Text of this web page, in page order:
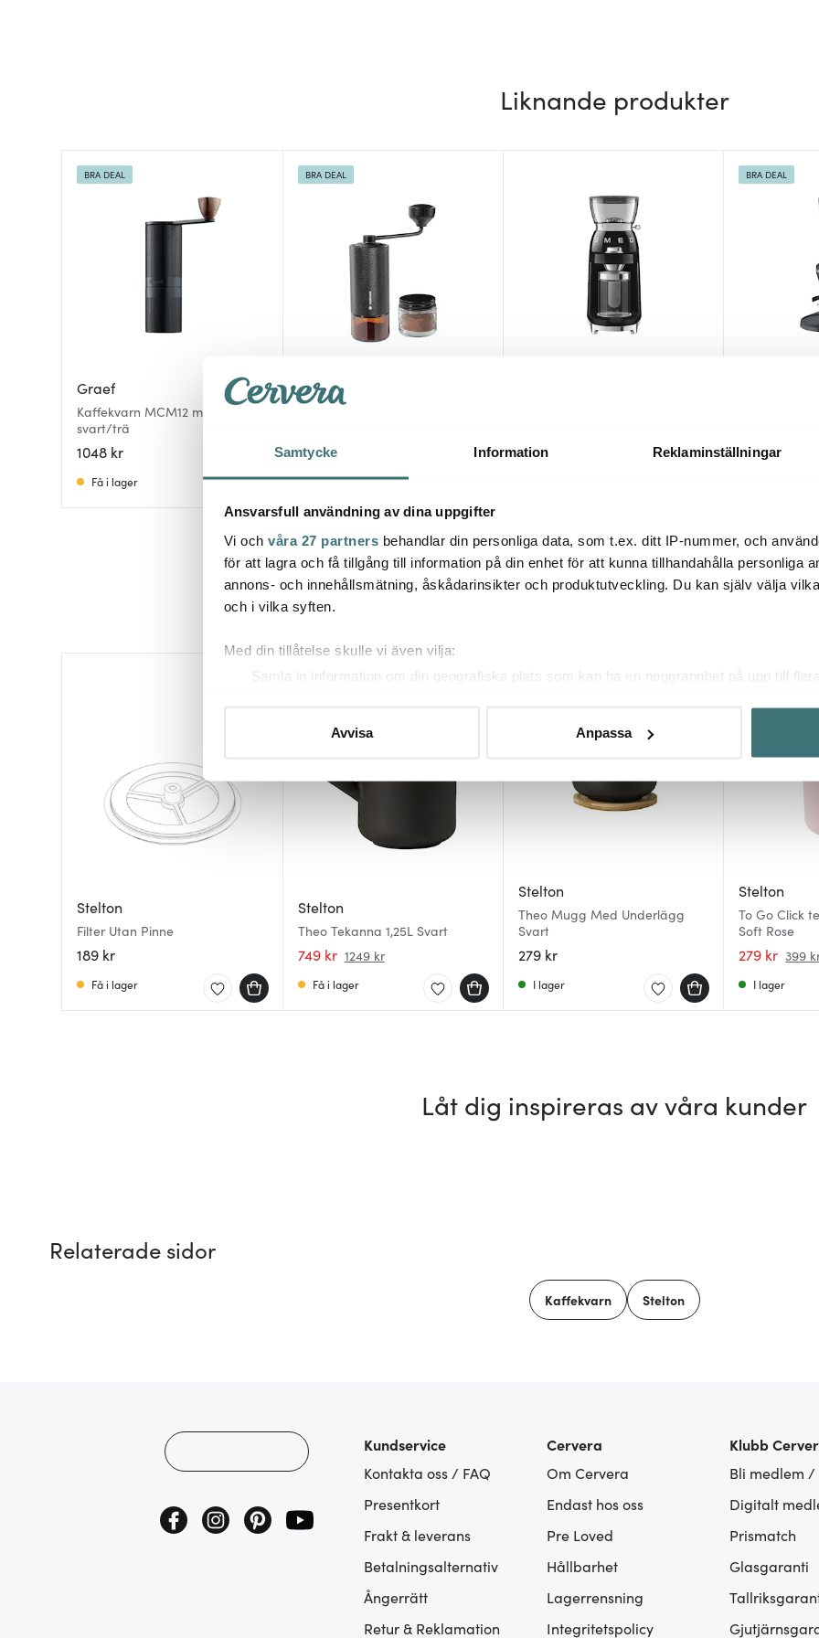
Samtycke Information Reklaminställningar
Ansvarsfull användning av dina uppgifter
Vi och våra 27 partners behandlar din personliga data, som t.ex. ditt IP-nummer, och
för att lagra och få tillgång till information på din enhet för att kunna tillhandahålla personliga
annons- och innehållsmätning, åskådarinsikter och produktutveckling. Du kan själv välja
och i vilka syften.
Med din tillåtelse skulle vi även vilja:
Samla in information om din geografiska plats som kan ha en noggrannhet på upp till
eller dra tillbaka ditt samtycke när som helst från cookie-förklaringen.
Vi använder cookies för att innehållet och annonserna ska anpassas efter det som vi tror att
att vi kan analysera vår trafik och göra hemsidan ännu bättre. Du bestämmer själv vilka
av.
Avvisa Anpassa
Liknande produkter
Graef
Kaffekvarn MCM12 manuell 25g
svart/trä
1048 kr
BRA DEAL
Få i lager
Zassenhaus
kaffe-/espressokvarn 18,5 cm
svart
1228 kr
BRA DEAL
Få i lager
2795 kr 2994 kr
BRA DEAL
Du kanske också gillar
Stelton
Filter Utan Pinne
189 kr
Få i lager
Stelton
Theo Tekanna 1,25L Svart
749 kr 1249 kr
Få i lager
Stelton
Theo Mugg Med Underlägg
Svart
279 kr
I lager
Stelton
To Go Click
Soft Rose
279 kr 399
I lager
Låt dig inspireras av våra kunder
Relaterade sidor
Kaffekvarn Stelton
Kundservice
Kontakta oss / FAQ
Presentkort
Frakt & leverans
Betalningsalternativ
Ångerrätt
Retur & Reklamation
Cervera
Om Cervera
Endast hos oss
Pre Loved
Hållbarhet
Lagerrensning
Integritetspolicy
Klubb
Bli medlem /
Digitalt
Prismatch
Glasgaranti